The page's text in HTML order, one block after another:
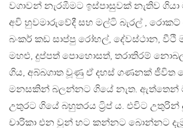
වගාවන් නැරඹීමට ඉස්පාසුවක් නැතිව ගියා
අවි හුවමාරුවේදී සහ මල්ටි බැරල් ,
බංකර් කඩ සාප්පු රෝහල්, දේවස්ථාන, වීථි
මහළු, දුප්පත් පොහොසත්, තරාතිරම්
ගිය, අබ්බගාත වූණු ඒ දහස් ගණනක් ජීවිත
මනසකින් බලන්නට ගියේ නැත. ඇත්තෙන්
උතුරට ගියේ බහුතරය ට්‍රිප් ය. එවිට
චාරිකා එන වුන් හට කන්නට බොන්නට